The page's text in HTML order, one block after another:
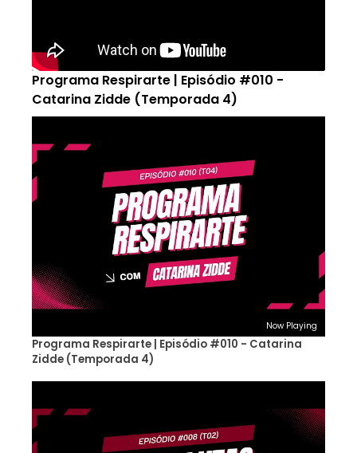
Programa Respirarte | Episódio #010 -
Catarina Zidde (Temporada 4)
Now Playing
Programa Respirarte | Episódio #010 - Catarina
Zidde (Temporada 4)